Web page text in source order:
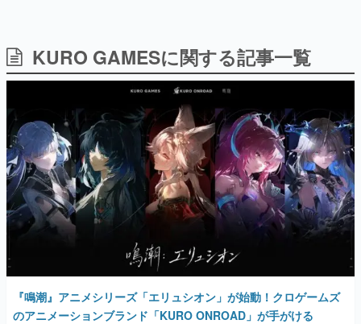
ゲーム開発者・hamatsu氏がゲームの魅力を画面や操作の
具体的な形から解き明かしていく、硬派で骨太な評論連載
です。
「経験値」「裏技」「ラスボス」… ゲームにまつわる言葉
の起源や用法の変遷を、コンピューター文化史研究家・タ
イニーP氏が徹底調査。
カテゴリ
特集記事
女性向け
アプリレビュー
KURO GAMESに関する記事一覧
『鳴潮』アニメシリーズ「エリュシオン」が始動！クロゲームズ
のアニメーションブランド「KURO ONROAD」が手がける